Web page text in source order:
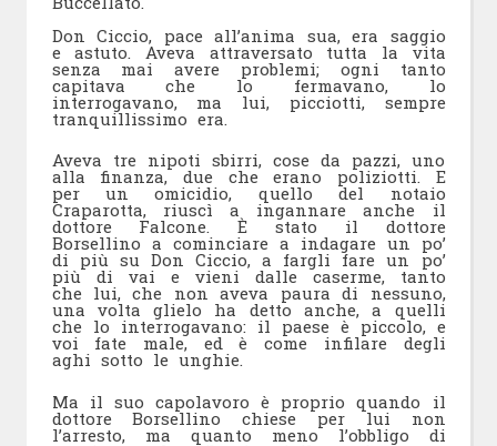
Don Ciccio, pace all’anima sua, era saggio
e astuto. Aveva attraversato tutta la vita
senza mai avere problemi; ogni tanto
capitava che lo fermavano, lo
interrogavano, ma lui, picciotti, sempre
tranquillissimo era.
Aveva tre nipoti sbirri, cose da pazzi, uno
alla finanza, due che erano poliziotti. E
per un omicidio, quello del notaio
Craparotta, riuscì a ingannare anche il
dottore Falcone. È stato il dottore
Borsellino a cominciare a indagare un po’
di più su Don Ciccio, a fargli fare un po’
più di vai e vieni dalle caserme, tanto
che lui, che non aveva paura di nessuno,
una volta glielo ha detto anche, a quelli
che lo interrogavano: il paese è piccolo, e
voi fate male, ed è come infilare degli
aghi sotto le unghie.
Ma il suo capolavoro è proprio quando il
dottore Borsellino chiese per lui non
l’arresto, ma quanto meno l’obbligo di